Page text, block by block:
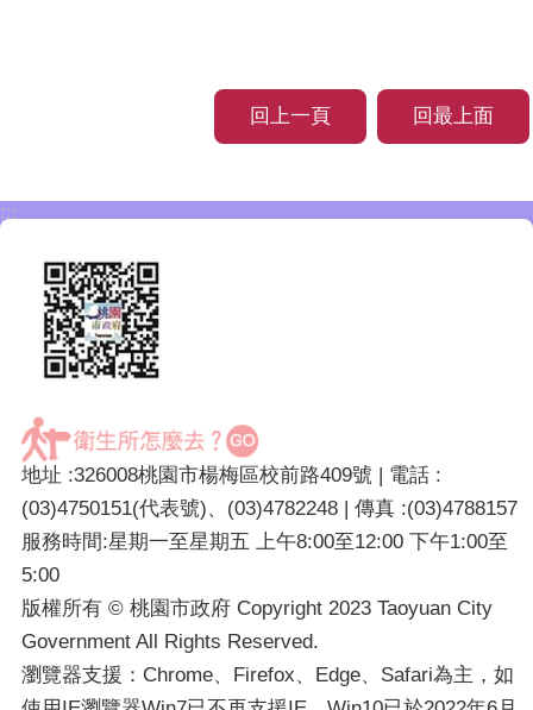
回上一頁 回最上面
:::
地址 :326008桃園市楊梅區校前路409號 | 電話 :
(03)4750151(代表號)、(03)4782248 | 傳真 :(03)4788157
服務時間:星期一至星期五 上午8:00至12:00 下午1:00至
5:00
版權所有 © 桃園市政府 Copyright 2023 Taoyuan City
Government All Rights Reserved.
瀏覽器支援：Chrome、Firefox、Edge、Safari為主，如